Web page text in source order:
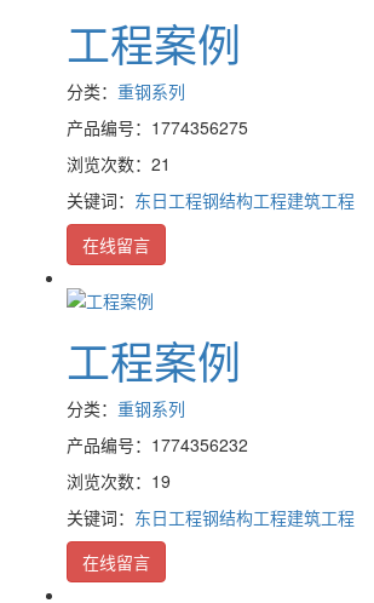
工程案例
分类： 重钢系列
产品编号：1774356275
浏览次数：21
关键词： 东日工程钢结构工程建筑工程
在线留言
工程案例
分类： 重钢系列
产品编号：1774356232
浏览次数：19
关键词： 东日工程钢结构工程建筑工程
在线留言